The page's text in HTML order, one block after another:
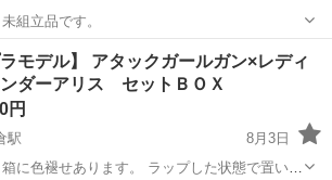
組立品です。
型、プラモデル プラモデル
ラモデル】 アタックガールガン×レディ
ダーアリス セットＢＯＸ
円
駅
8月3日
ます。 ラップした状態で置いて